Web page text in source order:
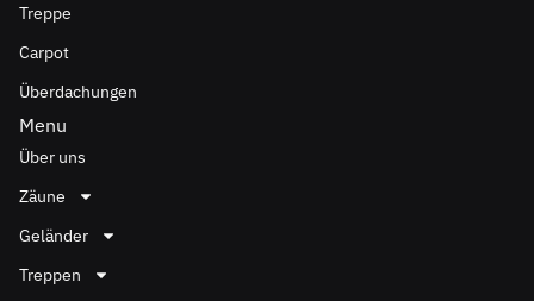
Treppe
Carpot
Überdachungen
Menu
Über uns
Zäune
Geländer
Treppen